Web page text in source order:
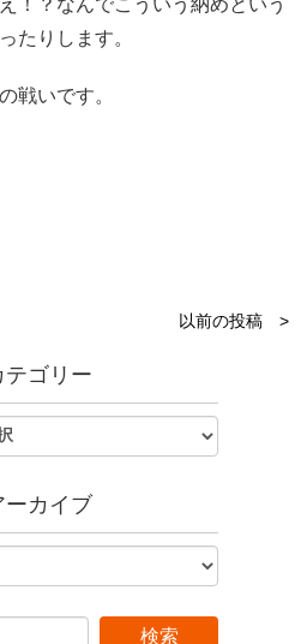
！？なんでこういう納めという
たりします。
戦いです。
以前の投稿 >
テゴリー
ーカイブ